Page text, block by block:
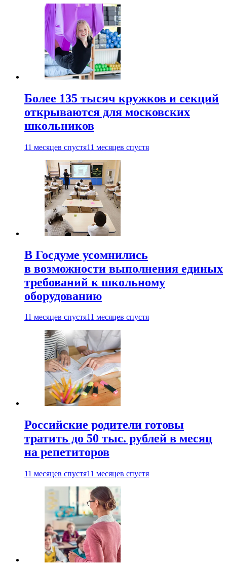
Более 135 тысяч кружков и секций
открываются для московских
школьников
11 месяцев спустя11 месяцев спустя
В Госдуме усомнились
в возможности выполнения единых
требований к школьному
оборудованию
11 месяцев спустя11 месяцев спустя
Российские родители готовы
тратить до 50 тыс. рублей в месяц
на репетиторов
11 месяцев спустя11 месяцев спустя